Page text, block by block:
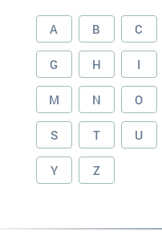
A B C
G H I
M N O
S T U
Y Z